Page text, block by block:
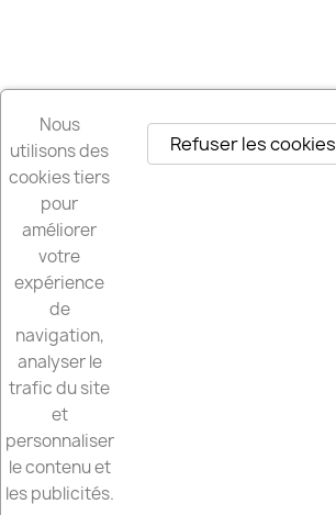
Nous
utilisons des
cookies tiers
pour
améliorer
votre
expérience
de
navigation,
analyser le
trafic du site
et
personnaliser
le contenu et
les publicités.
Refuser les cookies